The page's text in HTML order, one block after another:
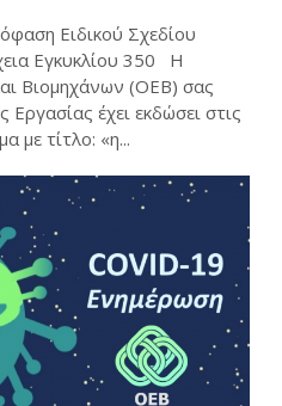
Ειδικού Σχεδίου
Εγκυκλίου 350 Η
Βιομηχάνων (ΟΕΒ) σας
έχει εκδώσει στις
με τίτλο: «η...